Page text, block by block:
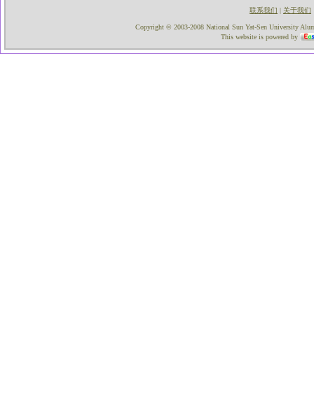
联系我们 | 关于我们
Copyright © 2003-2008 National Sun Yat-Sen University
This website is powered by